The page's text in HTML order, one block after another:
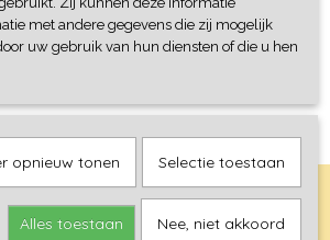
www.puffinhood.nl
Ok
met andere gegevens die zij mogelijk
uw gebruik van hun diensten of die u hen
opnieuw tonen Selectie toestaan
Alles toestaan Nee, niet akkoord